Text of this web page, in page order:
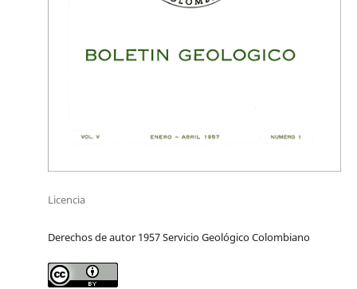
Licencia
Derechos de autor 1957 Servicio Geológico Colombiano